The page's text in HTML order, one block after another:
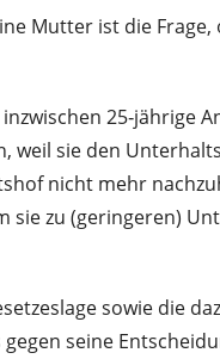
Mutter ist die
25‑jährige
sie den
nicht mehr
zu (geringeren)
sowie die
seine